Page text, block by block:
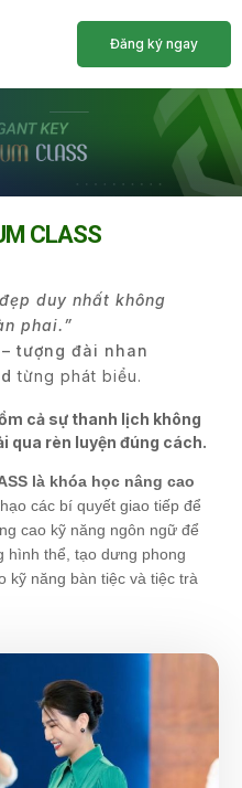
Đăng ký ngay
CLASS
duy nhất không
phai.”
tượng đài nhan
từng phát biểu.
cả sự thanh lịch không
qua rèn luyện đúng cách.
là khóa học nâng cao
các bí quyết giao tiếp để
cao kỹ năng ngôn ngữ để
hình thể, tạo dưng phong
kỹ năng bàn tiệc và tiệc trà